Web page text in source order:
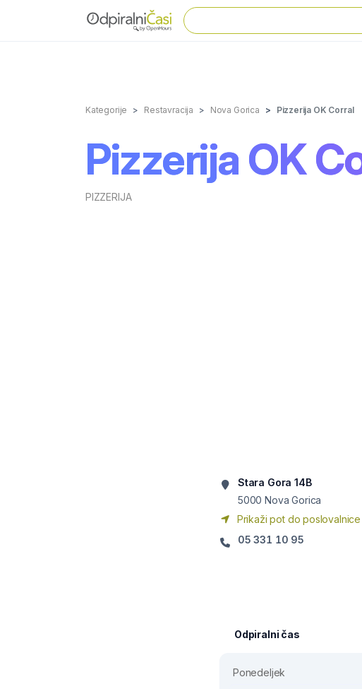
Kategorije Restavracija Nova Gorica Pizzerija OK Corral
Pizzerija OK
PIZZERIJA
Stara Gora 14B
5000 Nova Gorica
Prikaži pot do poslovalnice
05 331 10 95
Odpiralni čas
Ponedeljek